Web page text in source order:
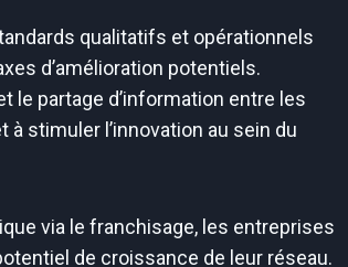
qualitatifs et opérationnels
d’amélioration potentiels.
le partage d’information entre les
stimuler l’innovation au sein du
via le franchisage, les entreprises
de croissance de leur réseau.